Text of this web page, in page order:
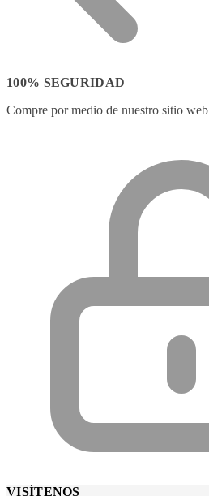
100% SEGURIDAD
Compre por medio de nuestro sitio web
VISÍTENOS